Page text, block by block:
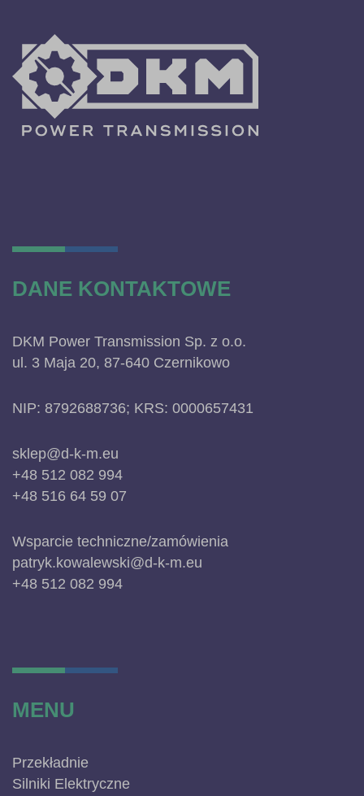
DANE KONTAKTOWE
DKM Power Transmission Sp. z o.o.
ul. 3 Maja 20, 87-640 Czernikowo
NIP: 8792688736; KRS: 0000657431
sklep@d-k-m.eu
+48 512 082 994
+48 516 64 59 07
Wsparcie techniczne/zamówienia
patryk.kowalewski@d-k-m.eu
+48 512 082 994
MENU
Przekładnie
Silniki Elektryczne